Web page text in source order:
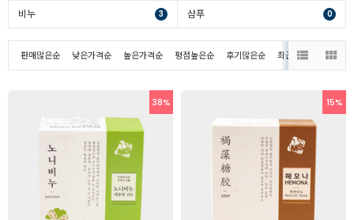
비누
3 샴푸 0
판매많은순 낮은가격순 높은가격순 평점높은순 후기많은순 최근등록순
38% 15%